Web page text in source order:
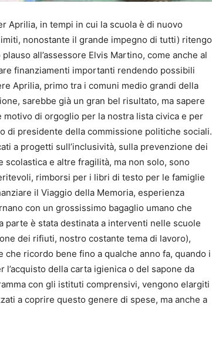
Aprilia, in tempi in cui la scuola è di nuovo
nonostante il grande impegno di tutti) ritengo
all’assessore Elvis Martino, come anche al
finanziamenti importanti rendendo possibili
Aprilia, primo tra i comuni medio grandi della
sarebbe già un gran bel risultato, ma sapere
di orgoglio per la nostra lista civica e per
di presidente della commissione politiche sociali.
a progetti sull’inclusività, sulla prevenzione dei
e altre fragilità, ma non solo, sono
rimborsi per i libri di testo per le famiglie
il Viaggio della Memoria, esperienza
con un grossissimo bagaglio umano che
parte è stata destinata a interventi nelle scuole
dei rifiuti, nostro costante tema di lavoro),
ricordo bene fino a qualche anno fa, quando i
della carta igienica o del sapone da
con gli istituti comprensivi, vengono elargiti
a coprire questo genere di spese, ma anche a